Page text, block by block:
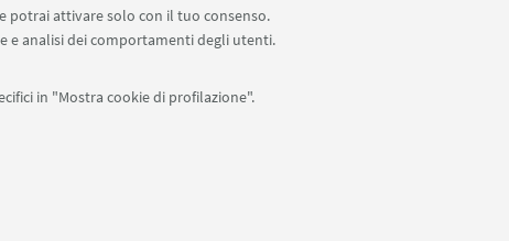
potrai attivare solo con il tuo consenso.
e analisi dei comportamenti degli utenti.
in "Mostra cookie di profilazione".